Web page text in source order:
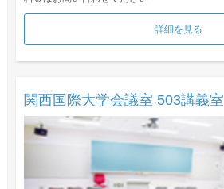
詳細を見る
関西国際大学会議室 503講義室